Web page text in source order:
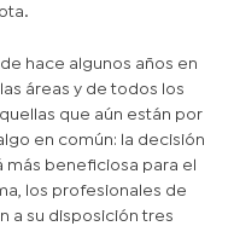
hace algunos años en
áreas y de todos los
que aún están por
en común: la decisión
beneficiosa para el
los profesionales de
a su disposición tres